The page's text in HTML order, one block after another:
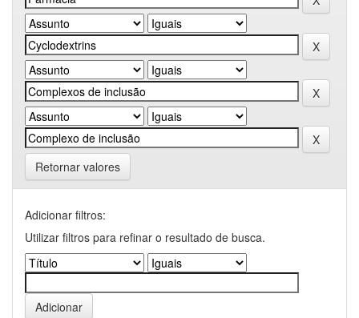
Retornar valores
Adicionar filtros:
Utilizar filtros para refinar o resultado de busca.